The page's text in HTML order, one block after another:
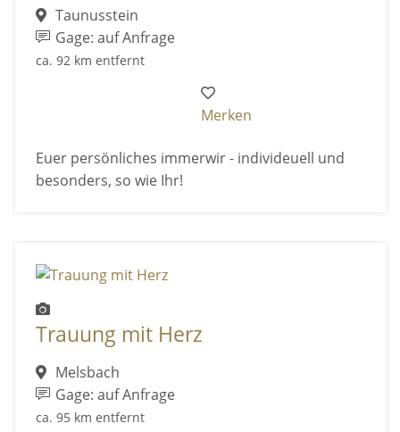
Taunusstein
Gage: auf Anfrage
ca. 92 km entfernt
Merken
Euer persönliches immerwir - individeuell und
besonders, so wie Ihr!
Trauung mit Herz
Melsbach
Gage: auf Anfrage
ca. 95 km entfernt